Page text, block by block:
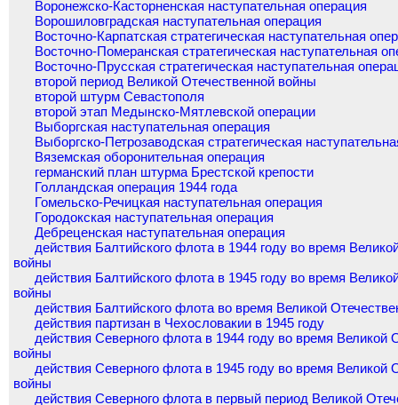
Воронежско-Касторненская наступательная операция
Ворошиловградская наступательная операция
Восточно-Карпатская стратегическая наступательная
Восточно-Померанская стратегическая наступательная
Восточно-Прусская стратегическая наступательная
второй период Великой Отечественной войны
второй штурм Севастополя
второй этап Медынско-Мятлевской операции
Выборгская наступательная операция
Выборгско-Петрозаводская стратегическая
Вяземская оборонительная операция
германский план штурма Брестской крепости
Голландская операция 1944 года
Гомельско-Речицкая наступательная операция
Городокская наступательная операция
Дебреценская наступательная операция
действия Балтийского флота в 1944 году во время
войны
действия Балтийского флота в 1945 году во время
войны
действия Балтийского флота во время Великой
действия партизан в Чехословакии в 1945 году
действия Северного флота в 1944 году во время Великой
войны
действия Северного флота в 1945 году во время Великой
войны
действия Северного флота в первый период Великой